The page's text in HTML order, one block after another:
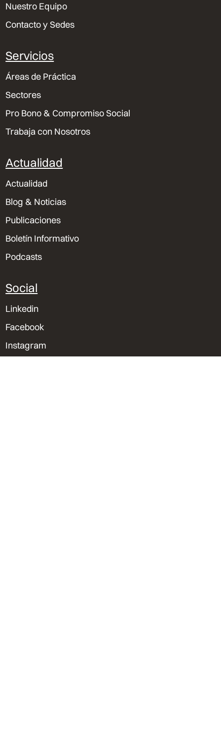
Nuestro Equipo
Contacto y Sedes
Servicios
Áreas de Práctica
Sectores
Pro Bono & Compromiso Social
Trabaja con Nosotros
Actualidad
Actualidad
Blog & Noticias
Publicaciones
Boletín Informativo
Podcasts
Social
Linkedin
Facebook
Instagram